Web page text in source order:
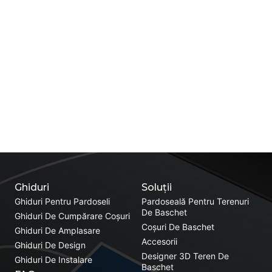
Soluții
Pardoseală Pentru Terenuri
De Baschet
Coșuri De Baschet
Accesorii
Designer 3D Teren De
Baschet
Ghiduri
Ghiduri Pentru Pardoseli
Ghiduri De Cumpărare Coșuri
Ghiduri De Amplasare
Ghiduri De Design
Ghiduri De Instalare